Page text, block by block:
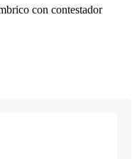
con contestador